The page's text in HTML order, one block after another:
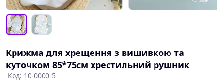
Крижма для хрещення з вишивкою та
куточком 85*75см хрестильний рушник
Код: 10-0000-5